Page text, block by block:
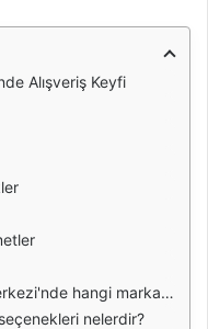
Alışveriş Keyfi
markalar bulunmaktadır?
nelerdir?